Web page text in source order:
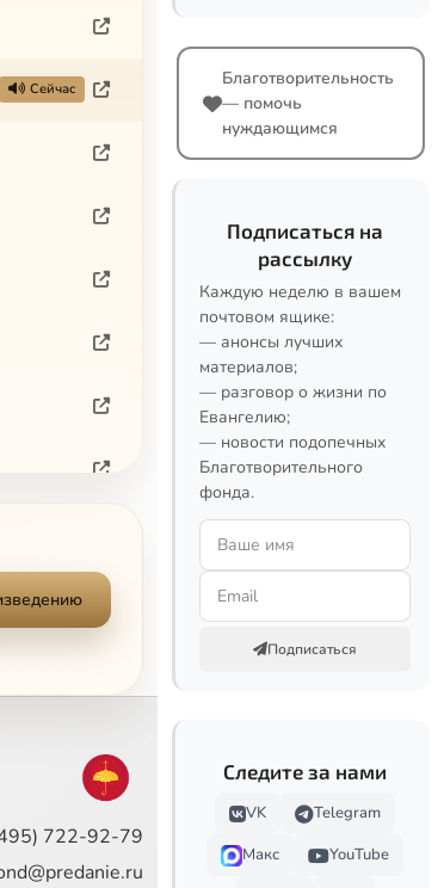
Сейчас
722-92-79
Благотворительность
— помочь
нуждающимся
Подписаться на
рассылку
Каждую неделю в вашем
почтовом ящике:
— анонсы лучших
материалов;
— разговор о жизни по
Евангелию;
— новости подопечных
Благотворительного
фонда.
Подписаться
Следите за нами
VK
Telegram
Макс
YouTube